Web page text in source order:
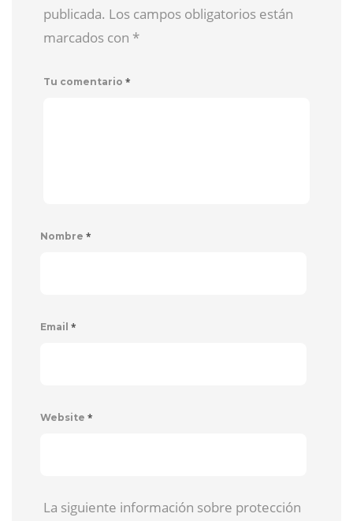
publicada. Los campos obligatorios están
marcados con *
Tu comentario *
Nombre *
Email *
Website *
La siguiente información sobre protección